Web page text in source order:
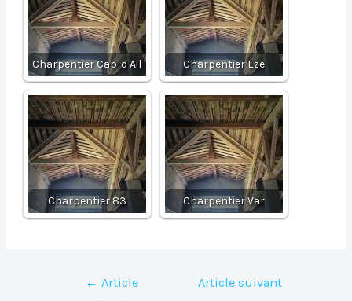
Charpentier Cap-d Ail Charpentier Eze
Charpentier 83 Charpentier Var
Navigation
← Article
Article suivant